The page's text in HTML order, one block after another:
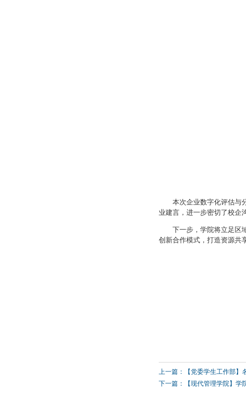
本次企业数字化评估与
业建言，进一步密切了校企
下一步，学院将立足区
创新合作模式，打造资源共
上一篇：【党委学生工作部
下一篇：【现代管理学院】学